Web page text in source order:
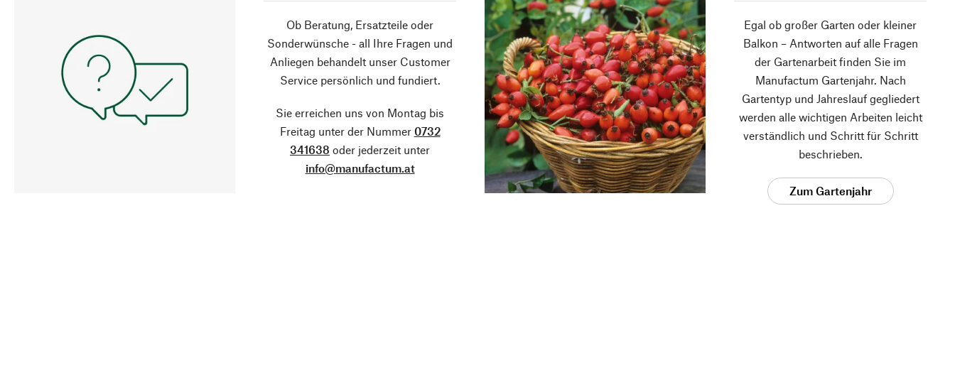
Ob Beratung, Ersatzteile oder
Sonderwünsche - all Ihre Fragen und
Anliegen behandelt unser Customer
Service persönlich und fundiert.
Sie erreichen uns von Montag bis
Freitag unter der Nummer 0732
341638 oder jederzeit unter
info@manufactum.at
Egal ob großer Garten oder kleiner
Balkon – Antworten auf alle Fragen
der Gartenarbeit finden Sie im
Manufactum Gartenjahr. Nach
Gartentyp und Jahreslauf gegliedert
werden alle wichtigen Arbeiten leicht
verständlich und Schritt für Schritt
beschrieben.
Zum Gartenjahr